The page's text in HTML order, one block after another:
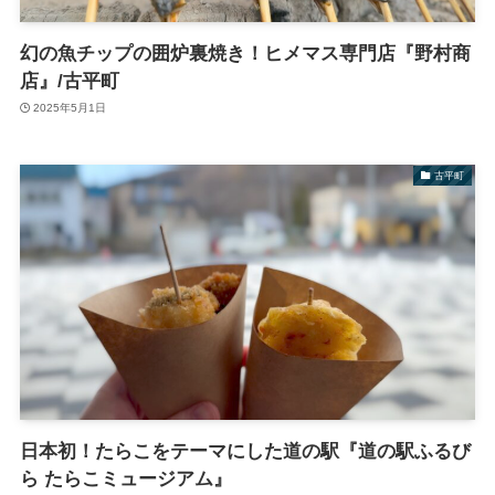
幻の魚チップの囲炉裏焼き！ヒメマス専門店『野村商
店』/古平町
2025年5月1日
古平町
日本初！たらこをテーマにした道の駅『道の駅ふるび
ら たらこミュージアム』